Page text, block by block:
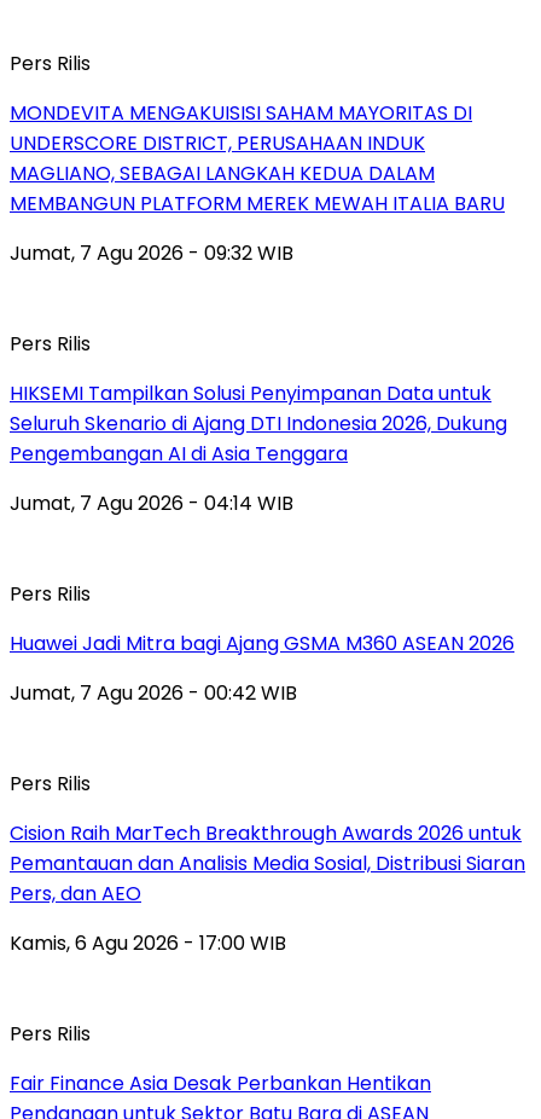
Pers Rilis
MONDEVITA MENGAKUISISI SAHAM MAYORITAS DI
UNDERSCORE DISTRICT, PERUSAHAAN INDUK
MAGLIANO, SEBAGAI LANGKAH KEDUA DALAM
MEMBANGUN PLATFORM MEREK MEWAH ITALIA BARU
Jumat, 7 Agu 2026 - 09:32 WIB
Pers Rilis
HIKSEMI Tampilkan Solusi Penyimpanan Data untuk
Seluruh Skenario di Ajang DTI Indonesia 2026, Dukung
Pengembangan AI di Asia Tenggara
Jumat, 7 Agu 2026 - 04:14 WIB
Pers Rilis
Huawei Jadi Mitra bagi Ajang GSMA M360 ASEAN 2026
Jumat, 7 Agu 2026 - 00:42 WIB
Pers Rilis
Cision Raih MarTech Breakthrough Awards 2026 untuk
Pemantauan dan Analisis Media Sosial, Distribusi Siaran
Pers, dan AEO
Kamis, 6 Agu 2026 - 17:00 WIB
Pers Rilis
Fair Finance Asia Desak Perbankan Hentikan
Pendanaan untuk Sektor Batu Bara di ASEAN